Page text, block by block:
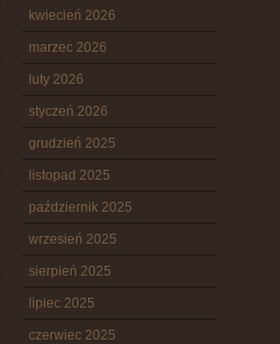
kwiecień 2026
marzec 2026
luty 2026
styczeń 2026
grudzień 2025
listopad 2025
październik 2025
wrzesień 2025
sierpień 2025
lipiec 2025
czerwiec 2025